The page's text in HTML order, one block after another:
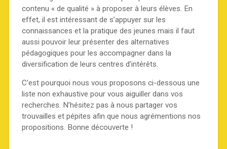
contenu « de qualité » à proposer à leurs élèves. En
effet, il est intéressant de s’appuyer sur les
connaissances et la pratique des jeunes mais il faut
aussi pouvoir leur présenter des alternatives
pédagogiques pour les accompagner dans la
diversification de leurs centres d’intérêts.
C’est pourquoi nous vous proposons ci-dessous une
liste non exhaustive pour vous aiguiller dans vos
recherches. N’hésitez pas à nous partager vos
trouvailles et pépites afin que nous agrémentions nos
propositions. Bonne découverte !